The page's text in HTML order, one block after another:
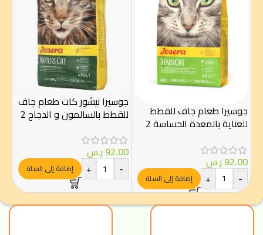
جوسيرا طعام جاف للقطط
للعناية بالمعدة الحساسة 2
92.00ر.س
-
+ إضافة إلى السلة
جوسيرا نيشور كات طعام جاف
للقطط بالسالمون و الدجاج 2
92.00ر.س
-
+ إضافة إلى السلة